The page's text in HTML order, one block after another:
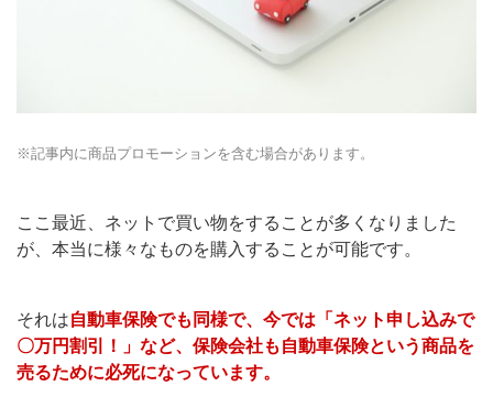
※記事内に商品プロモーションを含む場合があります。
ここ最近、ネットで買い物をすることが多くなりました
が、本当に様々なものを購入することが可能です。
それは自動車保険でも同様で、今では「ネット申し込みで
〇万円割引！」など、保険会社も自動車保険という商品を
売るために必死になっています。